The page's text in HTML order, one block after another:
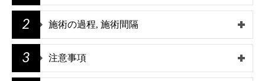
2 施術の過程, 施術間隔
3 注意事項